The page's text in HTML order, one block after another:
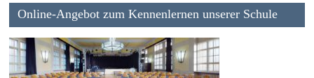
Online-Angebot zum Kennenlernen unserer Schule